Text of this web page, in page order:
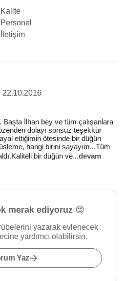
Kalite
Personel
İletişim
22.10.2016
İlhan bey ve tüm çalışanlara
dolayı sonsuz teşekkür
ettiğimin ötesinde bir düğün
hangi birini sayayım...Tüm
bir düğün ve...devam
merak ediyoruz 😍
yazarak evlenecek
yardımcı olabilirsin.
Yaz